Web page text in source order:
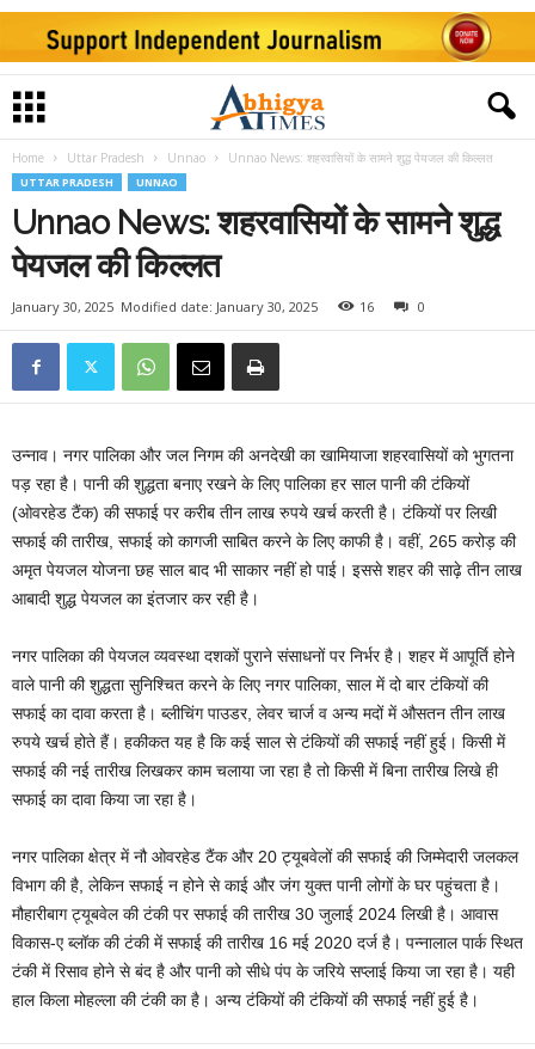
Home Uttar Pradesh Unnao Unnao News: शहरवासियों के सामने शुद्ध पेयजल की किल्लत
UTTAR PRADESH UNNAO
Unnao News: शहरवासियों के सामने शुद्ध
पेयजल की किल्लत
January 30, 2025 Modified date: January 30, 2025 16 0
उन्नाव। नगर पालिका और जल निगम की अनदेखी का खामियाजा शहरवासियों को भुगतना
पड़ रहा है। पानी की शुद्धता बनाए रखने के लिए पालिका हर साल पानी की टंकियों
(ओवरहेड टैंक) की सफाई पर करीब तीन लाख रुपये खर्च करती है। टंकियों पर लिखी
सफाई की तारीख, सफाई को कागजी साबित करने के लिए काफी है। वहीं, 265 करोड़ की
अमृत पेयजल योजना छह साल बाद भी साकार नहीं हो पाई। इससे शहर की साढ़े तीन लाख
आबादी शुद्ध पेयजल का इंतजार कर रही है।
नगर पालिका की पेयजल व्यवस्था दशकों पुराने संसाधनों पर निर्भर है। शहर में आपूर्ति होने
वाले पानी की शुद्धता सुनिश्चित करने के लिए नगर पालिका, साल में दो बार टंकियों की
सफाई का दावा करता है। ब्लीचिंग पाउडर, लेवर चार्ज व अन्य मदों में औसतन तीन लाख
रुपये खर्च होते हैं। हकीकत यह है कि कई साल से टंकियों की सफाई नहीं हुई। किसी में
सफाई की नई तारीख लिखकर काम चलाया जा रहा है तो किसी में बिना तारीख लिखे ही
सफाई का दावा किया जा रहा है।
नगर पालिका क्षेत्र में नौ ओवरहेड टैंक और 20 ट्यूबवेलों की सफाई की जिम्मेदारी जलकल
विभाग की है, लेकिन सफाई न होने से काई और जंग युक्त पानी लोगों के घर पहुंचता है।
मौहारीबाग ट्यूबवेल की टंकी पर सफाई की तारीख 30 जुलाई 2024 लिखी है। आवास
विकास-ए ब्लॉक की टंकी में सफाई की तारीख 16 मई 2020 दर्ज है। पन्नालाल पार्क स्थित
टंकी में रिसाव होने से बंद है और पानी को सीधे पंप के जरिये सप्लाई किया जा रहा है। यही
हाल किला मोहल्ला की टंकी का है। अन्य टंकियों की टंकियों की सफाई नहीं हुई है।